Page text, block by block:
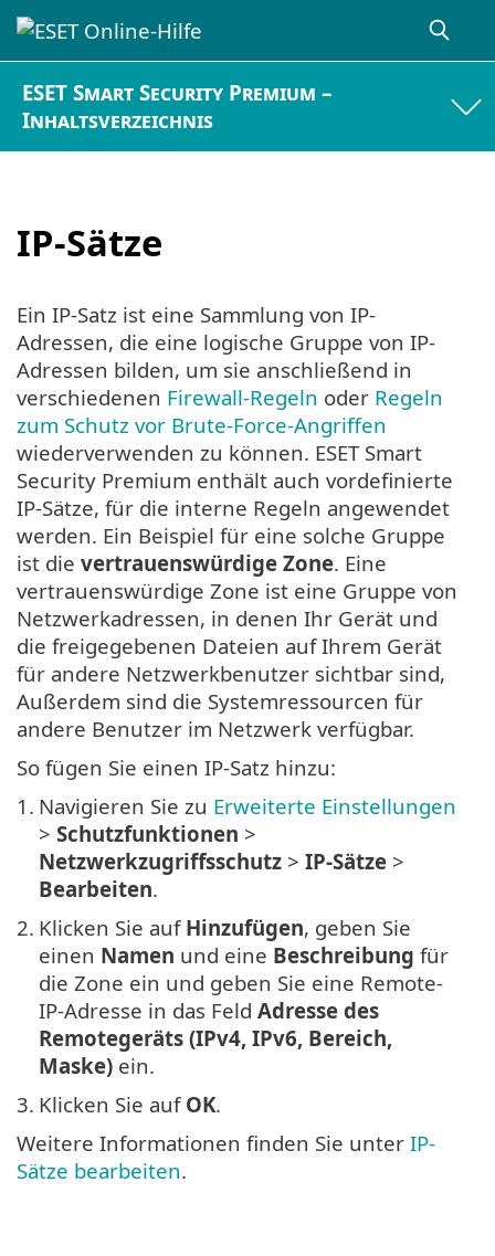
ESET Smart Security Premium –
Inhaltsverzeichnis
IP-Sätze
Ein IP-Satz ist eine Sammlung von IP-
Adressen, die eine logische Gruppe von IP-
Adressen bilden, um sie anschließend in
verschiedenen Firewall-Regeln oder Regeln
zum Schutz vor Brute-Force-Angriffen
wiederverwenden zu können. ESET Smart
Security Premium enthält auch vordefinierte
IP-Sätze, für die interne Regeln angewendet
werden. Ein Beispiel für eine solche Gruppe
ist die vertrauenswürdige Zone. Eine
vertrauenswürdige Zone ist eine Gruppe von
Netzwerkadressen, in denen Ihr Gerät und
die freigegebenen Dateien auf Ihrem Gerät
für andere Netzwerkbenutzer sichtbar sind,
Außerdem sind die Systemressourcen für
andere Benutzer im Netzwerk verfügbar.
So fügen Sie einen IP-Satz hinzu:
1. Navigieren Sie zu Erweiterte Einstellungen
> Schutzfunktionen >
Netzwerkzugriffsschutz > IP-Sätze >
Bearbeiten.
2. Klicken Sie auf Hinzufügen, geben Sie
einen Namen und eine Beschreibung für
die Zone ein und geben Sie eine Remote-
IP-Adresse in das Feld Adresse des
Remotegeräts (IPv4, IPv6, Bereich,
Maske) ein.
3. Klicken Sie auf OK.
Weitere Informationen finden Sie unter IP-
Sätze bearbeiten.